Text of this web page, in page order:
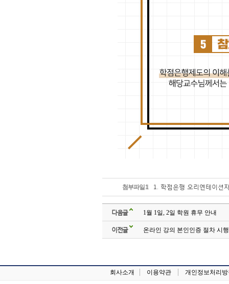
첨부파일 1 1. 학점은행 오리엔테이션
다음글 1월 1일, 2일 학원 휴무 안내
이전글 온라인 강의 본인인증 절차 시
회사소개 이용약관 개인정보처리